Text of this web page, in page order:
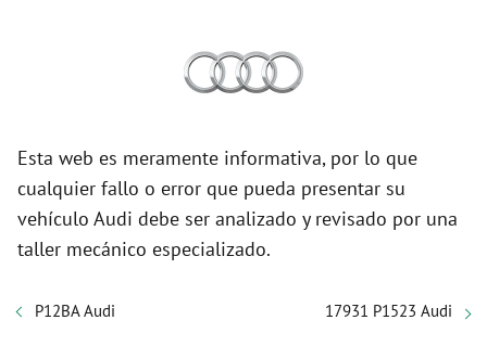
Esta web es meramente informativa, por lo que
cualquier fallo o error que pueda presentar su
vehículo Audi debe ser analizado y revisado por una
taller mecánico especializado.
P12BA Audi 17931 P1523 Audi